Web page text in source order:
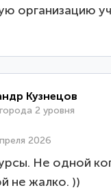
организацию
Кузнецов
2 уровня
2026
Не одной
не жалко. ))